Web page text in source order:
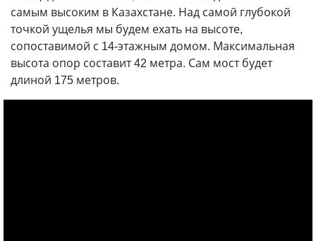
самым высоким в Казахстане. Над самой глубокой
точкой ущелья мы будем ехать на высоте,
сопоставимой с 14-этажным домом. Максимальная
высота опор составит 42 метра. Сам мост будет
длиной 175 метров.